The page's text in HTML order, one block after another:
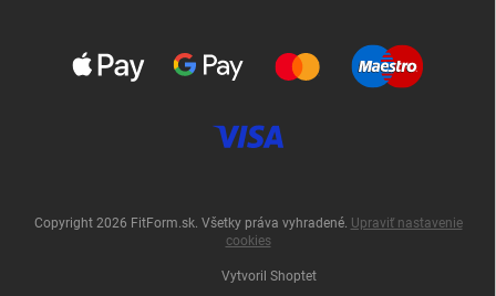
Vytvoril Shoptet
Copyright 2026 FitForm.sk. Všetky práva vyhradené. Upraviť nastavenie
cookies